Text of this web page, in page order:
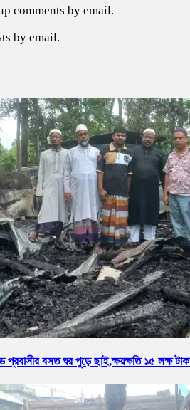
comments by email.
by email.
বসত ঘর পুড়ে ছাই,ক্ষয়ক্ষতি ১৫ লক্ষ